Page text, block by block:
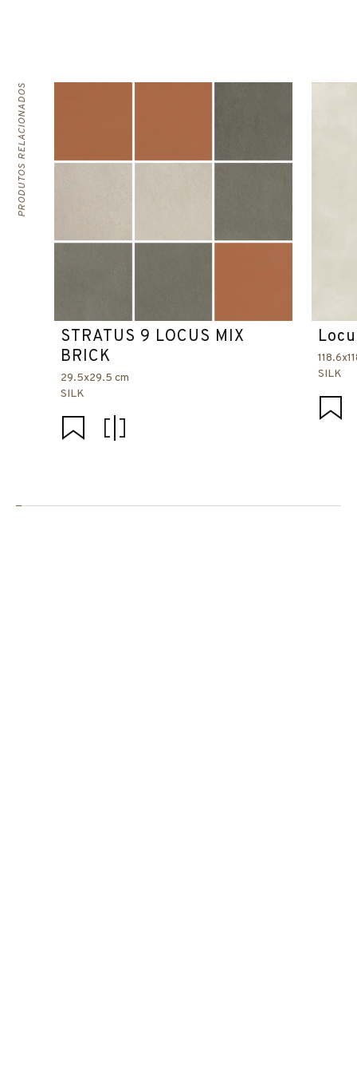
PRODUTOS RELACIONADOS
STRATUS 9 LOCUS MIX
BRICK
29.5x29.5 cm
SILK
SILK